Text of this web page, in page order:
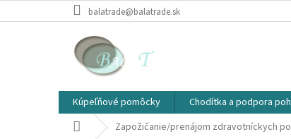
na
balatrade@balatrade.sk
Kúpeľňové pomôcky Chodítka a podpora
Domov Zapožičanie/prenájom zdravotníckych